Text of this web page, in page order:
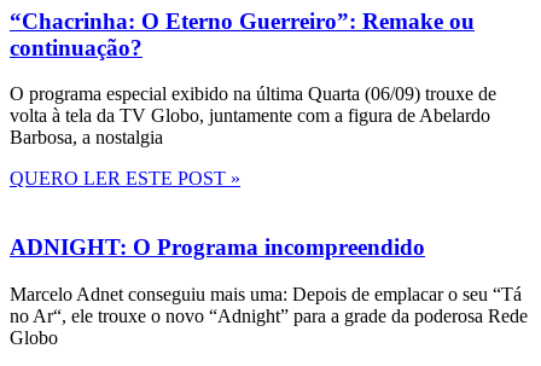
“Chacrinha: O Eterno Guerreiro”: Remake ou
continuação?
O programa especial exibido na última Quarta (06/09) trouxe de
volta à tela da TV Globo, juntamente com a figura de Abelardo
Barbosa, a nostalgia
QUERO LER ESTE POST »
ADNIGHT: O Programa incompreendido
Marcelo Adnet conseguiu mais uma: Depois de emplacar o seu “Tá
no Ar“, ele trouxe o novo “Adnight” para a grade da poderosa Rede
Globo